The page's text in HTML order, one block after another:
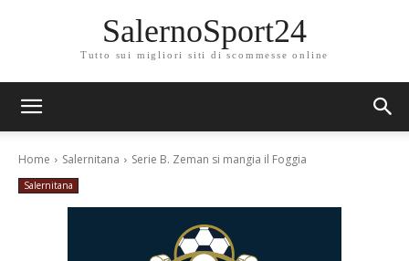
SalernoSport24
Tutto sui migliori siti di scommesse online
Home Salernitana Serie B. Zeman si mangia il Foggia
Salernitana